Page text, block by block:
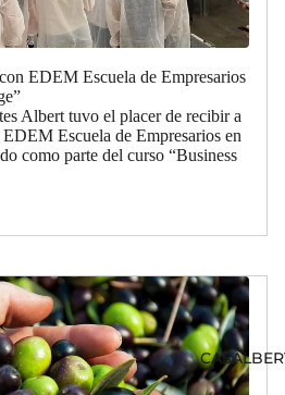
EDEM Escuela de Empresarios
Albert tuvo el placer de recibir a
Escuela de Empresarios en
como parte del curso “Business